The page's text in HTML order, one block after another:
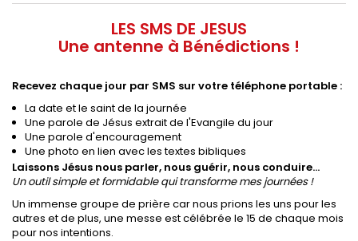
LES SMS DE JESUS
Une antenne à Bénédictions !
Recevez chaque jour par SMS sur votre téléphone portable :
La date et le saint de la journée
Une parole de Jésus extrait de l'Evangile du jour
Une parole d'encouragement
Une photo en lien avec les textes bibliques
Laissons Jésus nous parler, nous guérir, nous conduire...
Un outil simple et formidable qui transforme mes journées !
Un immense groupe de prière car nous prions les uns pour les
autres et de plus, une messe est célébrée le 15 de chaque mois
pour nos intentions.